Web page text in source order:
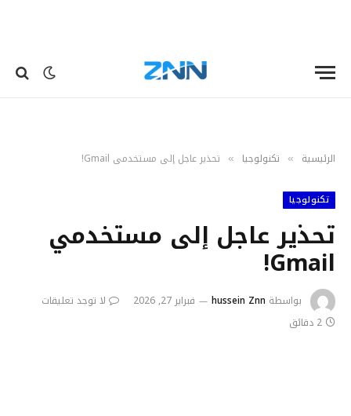
الرئيسية » تكنولوجيا » تحذير عاجل إلى مستخدمي Gmail!
تكنولوجيا
تحذير عاجل إلى مستخدمي
Gmail!
بواسطة hussein Znn فبراير 27, 2026
لا توجد تعليقات
2 دقائق